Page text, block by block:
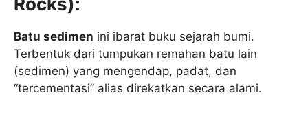
Batu sedimen ini ibarat buku sejarah bumi.
Terbentuk dari tumpukan remahan batu lain
(sedimen) yang mengendap, padat, dan
“tercementasi” alias direkatkan secara alami.